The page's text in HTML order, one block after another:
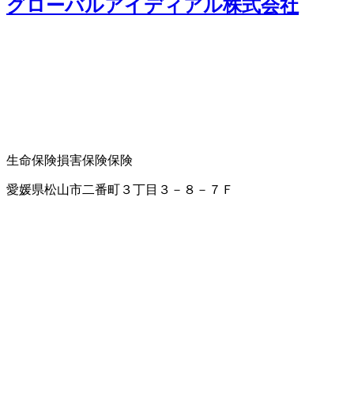
グローバルアイディアル株式会社
生命保険損害保険保険
愛媛県松山市二番町３丁目３－８－７Ｆ